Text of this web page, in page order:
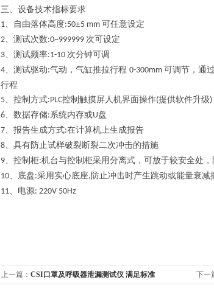
三、设备技术指标要求
1、自由落体高度:50±5 mm 可任意设定
2、测试次数:0~999999 次可设定
3、测试频率:1-10 次分钟可调
4、测试驱动:气动，气缸推拉行程 0-300mm 可调节，通
行程
5、控制方式:PLC控制触摸屏人机界面操作(提供软件升级)
6、数据存储:系统内存或U盘
7、报告生成方式:在计算机上生成报告
8、具有防止试样破裂断裂二次冲击的措施
9、控制柜:机台与控制柜采用分离式，可放于较安全处
10、底盘:采用实心底座, 防止冲击时产生跳动或能量衰减
11、电源: 220V 50Hz
上一篇： CSI口罩及呼吸器泄漏测试仪 满足标准 下一